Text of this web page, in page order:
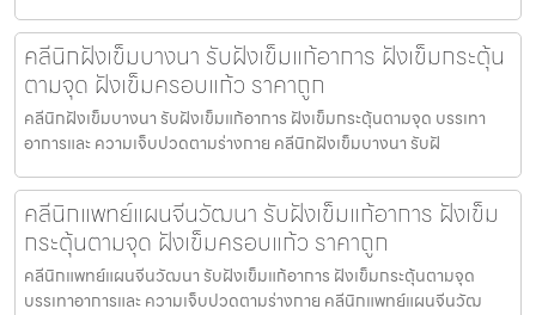
คลีนิกฝังเข็มบางนา รับฝังเข็มแก้อาการ ฝังเข็มกระตุ้น
ตามจุด ฝังเข็มครอบแก้ว ราคาถูก
คลีนิกฝังเข็มบางนา รับฝังเข็มแก้อาการ ฝังเข็มกระตุ้นตามจุด บรรเทา
อาการและ ความเจ็บปวดตามร่างกาย คลีนิกฝังเข็มบางนา รับฝั
คลีนิกแพทย์แผนจีนวัฒนา รับฝังเข็มแก้อาการ ฝังเข็ม
กระตุ้นตามจุด ฝังเข็มครอบแก้ว ราคาถูก
คลีนิกแพทย์แผนจีนวัฒนา รับฝังเข็มแก้อาการ ฝังเข็มกระตุ้นตามจุด
บรรเทาอาการและ ความเจ็บปวดตามร่างกาย คลีนิกแพทย์แผนจีนวัฒ